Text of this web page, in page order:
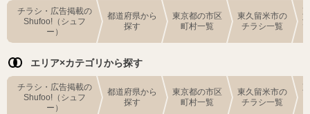
チラシ・広告掲載の
Shufoo!（シュフ
ー）
都道府県から
探す
東京都の市区
町村一覧
東久留米市の
チラシ一覧
エリア×カテゴリから探す
チラシ・広告掲載の
Shufoo!（シュフ
ー）
都道府県から
探す
東京都の市区
町村一覧
東久留米市の
チラシ一覧